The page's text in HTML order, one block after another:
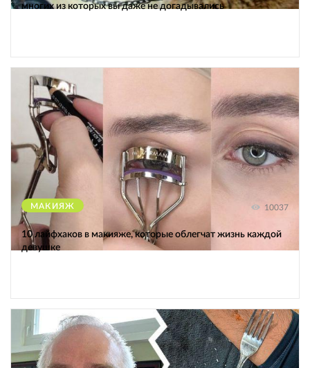
многих из которых вы даже не догадывались
МАКИЯЖ 10037
10 лайфхаков в макияже, которые облегчат жизнь каждой
девушке